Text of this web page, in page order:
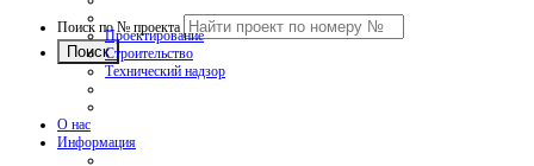
Поиск по № проекта
Проектирование
Строительство
Технический надзор
О нас
Информация